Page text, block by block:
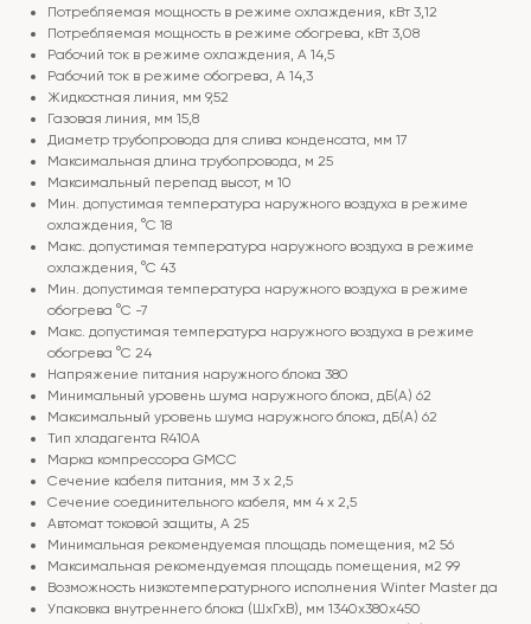
Потребляемая мощность в режиме охлаждения, кВт 3,12
Потребляемая мощность в режиме обогрева, кВт 3,08
Рабочий ток в режиме охлаждения, А 14,5
Рабочий ток в режиме обогрева, А 14,3
Жидкостная линия, мм 9,52
Газовая линия, мм 15,8
Диаметр трубопровода для слива конденсата, мм 17
Максимальная длина трубопровода, м 25
Максимальный перепад высот, м 10
Мин. допустимая температура наружного воздуха в режиме
охлаждения, °С 18
Макс. допустимая температура наружного воздуха в режиме
охлаждения, °С 43
Мин. допустимая температура наружного воздуха в режиме
обогрева °С -7
Макс. допустимая температура наружного воздуха в режиме
обогрева °С 24
Напряжение питания наружного блока 380
Минимальный уровень шума наружного блока, дБ(А) 62
Максимальный уровень шума наружного блока, дБ(А) 62
Тип хладагента R410A
Марка компрессора GMCC
Сечение кабеля питания, мм 3 х 2,5
Сечение соединительного кабеля, мм 4 х 2,5
Автомат токовой защиты, A 25
Минимальная рекомендуемая площадь помещения, м2 56
Максимальная рекомендуемая площадь помещения, м2 99
Возможность низкотемпературного исполнения Winter Master да
Упаковка внутреннего блока (ШхГхВ), мм 1340x380x450